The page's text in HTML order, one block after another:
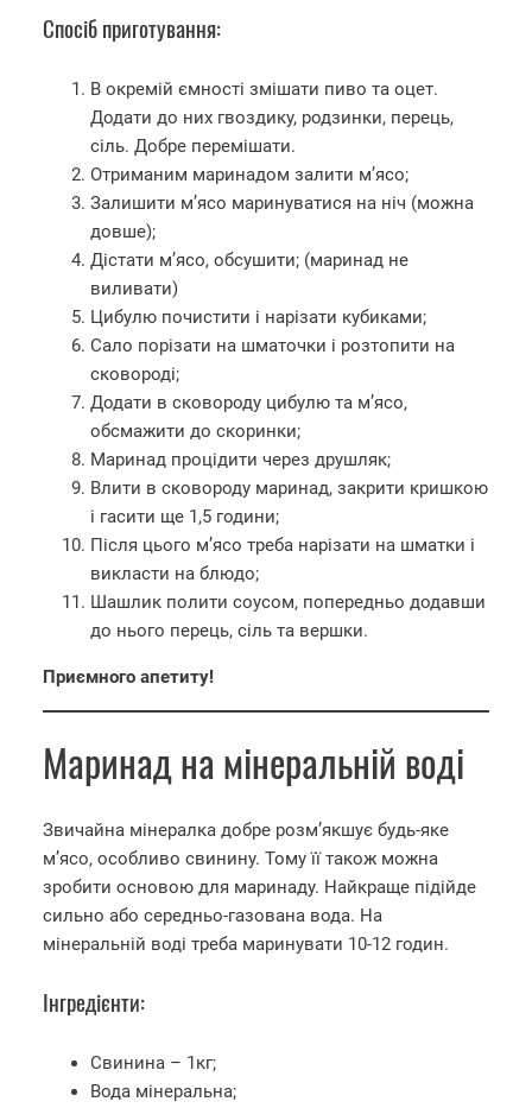
Спосіб приготування:
В окремій ємності змішати пиво та оцет.
Додати до них гвоздику, родзинки, перець,
сіль. Добре перемішати.
Отриманим маринадом залити м’ясо;
Залишити м’ясо маринуватися на ніч (можна
довше);
Дістати м’ясо, обсушити; (маринад не
виливати)
Цибулю почистити і нарізати кубиками;
Сало порізати на шматочки і розтопити на
сковороді;
Додати в сковороду цибулю та м’ясо,
обсмажити до скоринки;
Маринад процідити через друшляк;
Влити в сковороду маринад, закрити кришкою
і гасити ще 1,5 години;
Після цього м’ясо треба нарізати на шматки і
викласти на блюдо;
Шашлик полити соусом, попередньо додавши
до нього перець, сіль та вершки.
Приємного апетиту!
Маринад на мінеральній воді
Звичайна мінералка добре розм’якшує будь-яке
м’ясо, особливо свинину. Тому її також можна
зробити основою для маринаду. Найкраще підійде
сильно або середньо-газована вода. На
мінеральній воді треба маринувати 10-12 годин.
Інгредієнти:
Свинина – 1кг;
Вода мінеральна;